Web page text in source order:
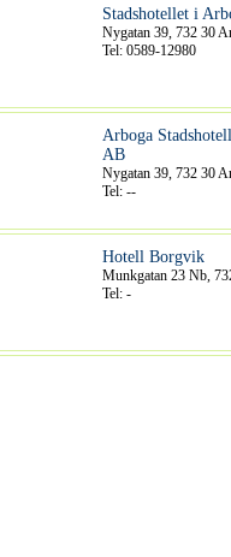
Stadshotellet i
Nygatan 39, 732 30
Tel: 0589-12980
Arboga
AB
Nygatan 39, 732 30
Tel: --
Hotell Borgvik
Munkgatan 23 Nb,
Tel: -